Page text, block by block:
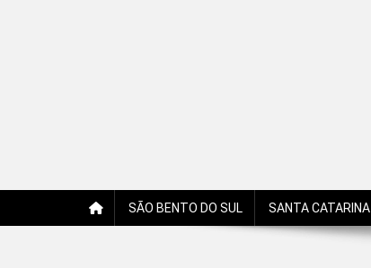
SÃO BENTO DO SUL SANTA CATARINA